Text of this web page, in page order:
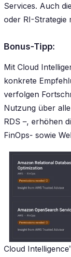
Services. Auch
oder RI-Strategie
Bonus-Tipp:
Mit Cloud
konkrete
verfolgen
Nutzung über
RDS –, erhöhen
FinOps- sowie
Cloud